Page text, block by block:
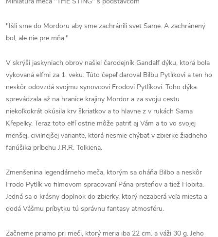
"Išli sme do Mordoru aby sme zachránili svet Same. A zachránený
bol, ale nie pre mňa."
V skrýši jaskyniach obrov našiel čarodejník Gandalf dýku, ktorá bola
vykovaná elfmi za 1. veku. Túto čepeľ daroval Bilbu Pytlíkovi a ten ho
neskôr odovzdá svojmu synovcovi Frodovi Pytlíkovi. Toho dýka
sprevádzala až na hranice krajiny Mordor a za svoju cestu
niekoľkokrát okúsila krv škriatkov a to hlavne z v rukách Sama
Křepelky. Teraz toto elfí ostrie môže patriť aj Vám a to vo svojej
menšej, civilnejšej variante, ktorá nesmie chýbať v zbierke žiadneho
fanúšika príbehu J.R.R. Tolkiena.
Zmenšenina legendárneho meča, ktorým sa oháňa Bilbo a neskôr
Frodo Pytlík vo filmovom spracovaní Pána prsteňov a tiež Hobita.
Jedná sa o krásny doplnok do zbierky, ktorý nezaberá veľa miesta a
dodá Vášmu príbytku tú správnu fantasy atmosféru.
Začneme priamo pri meči, ktorý meria iba 22 cm. a váži 30 g. Jeho